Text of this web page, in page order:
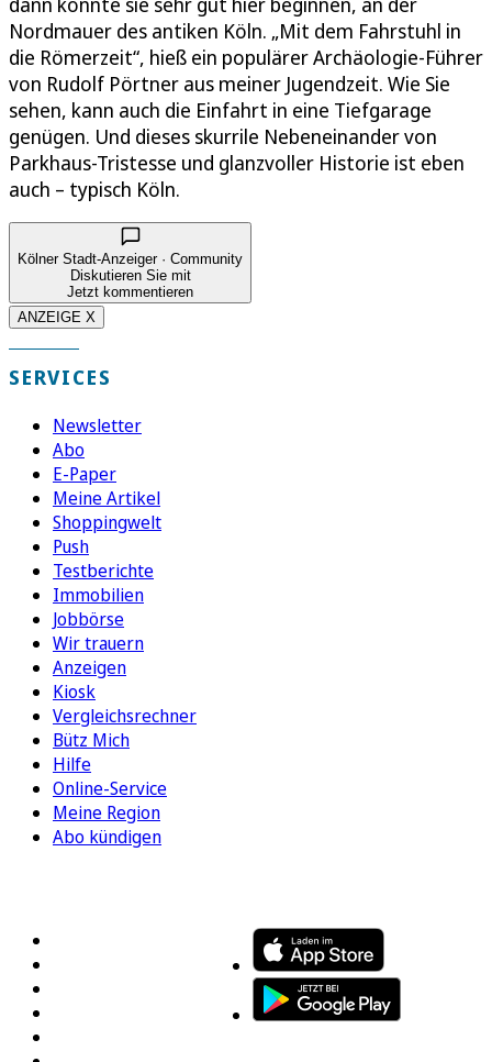
Nordmauer des antiken Köln. „Mit dem Fahrstuhl in
die Römerzeit“, hieß ein populärer Archäologie-Führer
von Rudolf Pörtner aus meiner Jugendzeit. Wie Sie
sehen, kann auch die Einfahrt in eine Tiefgarage
genügen. Und dieses skurrile Nebeneinander von
Parkhaus-Tristesse und glanzvoller Historie ist eben
auch – typisch Köln.
Kölner Stadt-Anzeiger · Community
Diskutieren Sie mit
Jetzt kommentieren
ANZEIGE X
SERVICES
Newsletter
Abo
E-Paper
Meine Artikel
Shoppingwelt
Push
Testberichte
Immobilien
Jobbörse
Wir trauern
Anzeigen
Kiosk
Vergleichsrechner
Bütz Mich
Hilfe
Online-Service
Meine Region
Abo kündigen